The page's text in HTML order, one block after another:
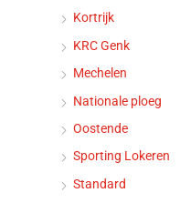
Kortrijk
KRC Genk
Mechelen
Nationale ploeg
Oostende
Sporting Lokeren
Standard